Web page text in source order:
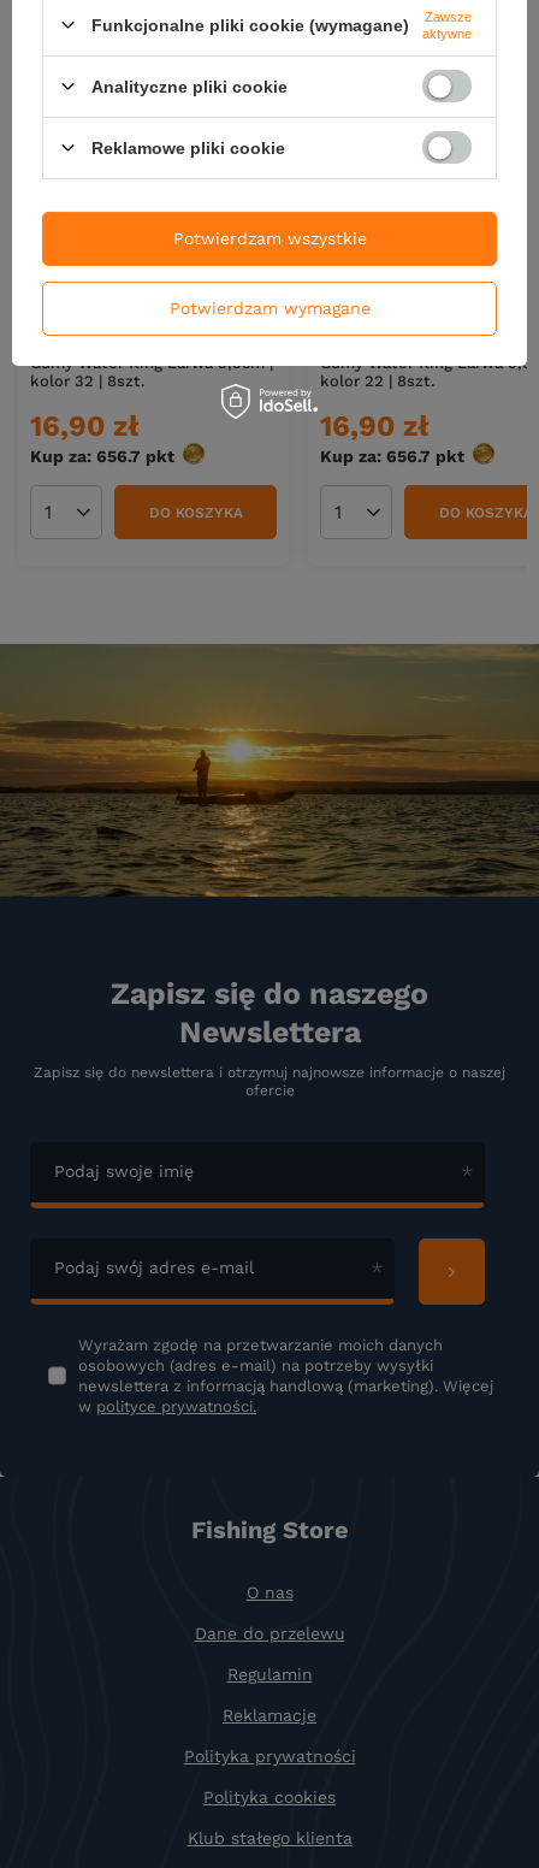
Nowości
Gumy Water King Larwa 5,5cm |
kolor 32 | 8szt.
16,90 zł
Kup za: 656.7 pkt punktów
Ilość produktówDO KOSZYKA
NOWOŚĆ
Gumy Water King Larwa
kolor 22 | 8szt.
16,90 zł
Kup za: 656.7 pkt
Ilość produktówDO KOSZYKA
Zapisz się do naszego
Newslettera
Zapisz się do newslettera i otrzymuj najnowsze informacje o naszej
ofercie
Podaj swoje imię
Podaj swój adres e-mail
Wyrażam zgodę na przetwarzanie moich danych
osobowych (adres e-mail) na potrzeby wysyłki
newslettera z informacją handlową (marketing). Więcej
w polityce prywatności.
Fishing Store
O nas
Dane do przelewu
Regulamin
Reklamacje
Polityka prywatności
Polityka cookies
Klub stałego klienta
Funkcjonalne pliki cookie (wymagane)
Zawsze
aktywne
Analityczne pliki cookie
Reklamowe pliki cookie
Potwierdzam wymagane
Potwierdzam wszystkie